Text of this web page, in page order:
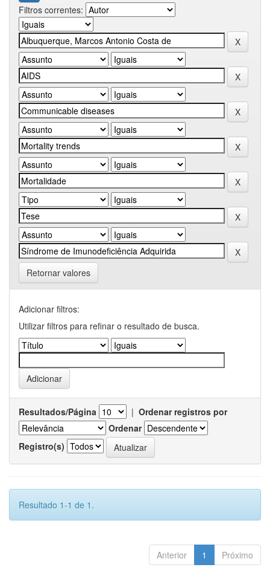
Filtros correntes:
Retornar valores
Adicionar filtros:
Utilizar filtros para refinar o resultado de busca.
Resultados/Página | Ordenar registros por
Ordenar
Registro(s)
Resultado 1-1 de 1.
Anterior 1 Próximo